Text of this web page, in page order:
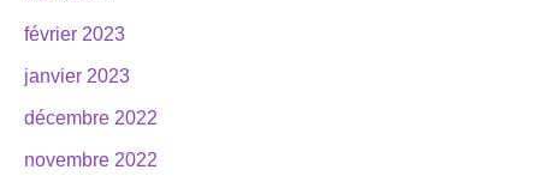
février 2023
janvier 2023
décembre 2022
novembre 2022